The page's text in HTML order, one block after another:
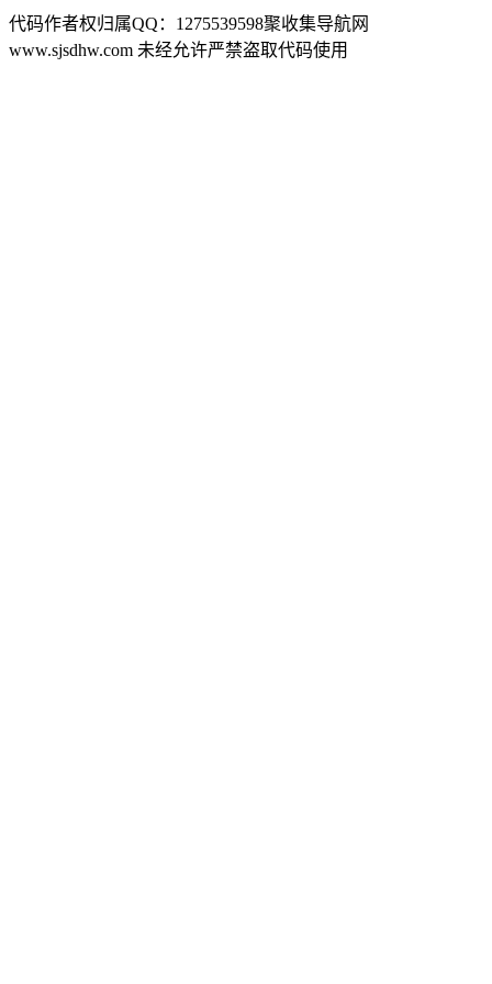
代码作者权归属QQ：1275539598聚收集导航网
www.sjsdhw.com 未经允许严禁盗取代码使用